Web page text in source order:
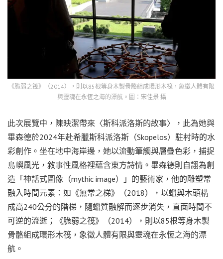
《脆弱之筏》（2014），則以85根等身木製骨骼組成環形木筏，象徵人體有限
與靈魂在永恆之海的漂航。圖：宋佳景 攝
此次展覽中，陳映潔帶來〈斯科派洛斯的故事〉，此為她與
畢森德於2024年赴希臘斯科派洛斯（Skopelos）駐村時的水
彩創作。坐在地中海岸邊，她以流動筆觸與層疊色彩，捕捉
島嶼風光，敘事性風格裡蘊含東方詩情。畢森德則自詡為創
造「神話式圖像（mythic image）」的藝術家，他的雕塑常
融入時間元素：如《無常之梯》（2018），以蠟與木頭構
成高240公分的階梯，隨蠟質融解而逐步消失，直面時間不
可逆的流逝；《脆弱之筏》（2014），則以85根等身木製
骨骼組成環形木筏，象徵人體有限與靈魂在永恆之海的漂
航。